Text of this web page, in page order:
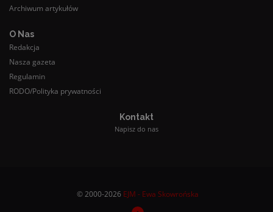
Archiwum artykułów
O Nas
Redakcja
Nasza gazeta
Regulamin
RODO/Polityka prywatności
Kontakt
Napisz do nas
© 2000-2026 EJM - Ewa Skowrońska